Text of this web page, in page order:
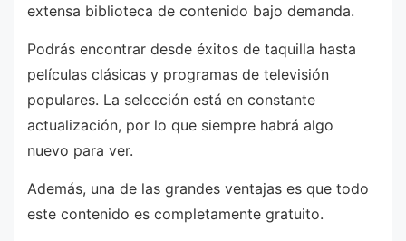
extensa biblioteca de contenido bajo demanda.
Podrás encontrar desde éxitos de taquilla hasta
películas clásicas y programas de televisión
populares. La selección está en constante
actualización, por lo que siempre habrá algo
nuevo para ver.
Además, una de las grandes ventajas es que todo
este contenido es completamente gratuito.